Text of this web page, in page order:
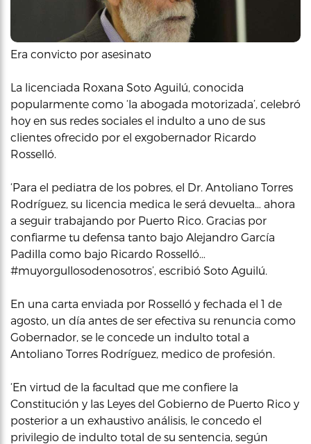
Era convicto por asesinato
La licenciada Roxana Soto Aguilú, conocida
popularmente como ‘la abogada motorizada’, celebró
hoy en sus redes sociales el indulto a uno de sus
clientes ofrecido por el exgobernador Ricardo
Rosselló.
‘Para el pediatra de los pobres, el Dr. Antoliano Torres
Rodríguez, su licencia medica le será devuelta… ahora
a seguir trabajando por Puerto Rico. Gracias por
confiarme tu defensa tanto bajo Alejandro García
Padilla como bajo Ricardo Rosselló…
#muyorgullosodenosotros’, escribió Soto Aguilú.
En una carta enviada por Rosselló y fechada el 1 de
agosto, un día antes de ser efectiva su renuncia como
Gobernador, se le concede un indulto total a
Antoliano Torres Rodríguez, medico de profesión.
‘En virtud de la facultad que me confiere la
Constitución y las Leyes del Gobierno de Puerto Rico y
posterior a un exhaustivo análisis, le concedo el
privilegio de indulto total de su sentencia, según